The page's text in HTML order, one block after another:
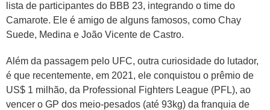
lista de participantes do BBB 23, integrando o time do
Camarote. Ele é amigo de alguns famosos, como Chay
Suede, Medina e João Vicente de Castro.
Além da passagem pelo UFC, outra curiosidade do lutador,
é que recentemente, em 2021, ele conquistou o prêmio de
US$ 1 milhão, da Professional Fighters League (PFL), ao
vencer o GP dos meio-pesados (até 93kg) da franquia de